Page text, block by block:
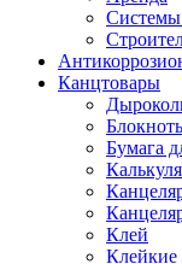
Системы
Канцтовары
Бумага
Клей
Клейкие